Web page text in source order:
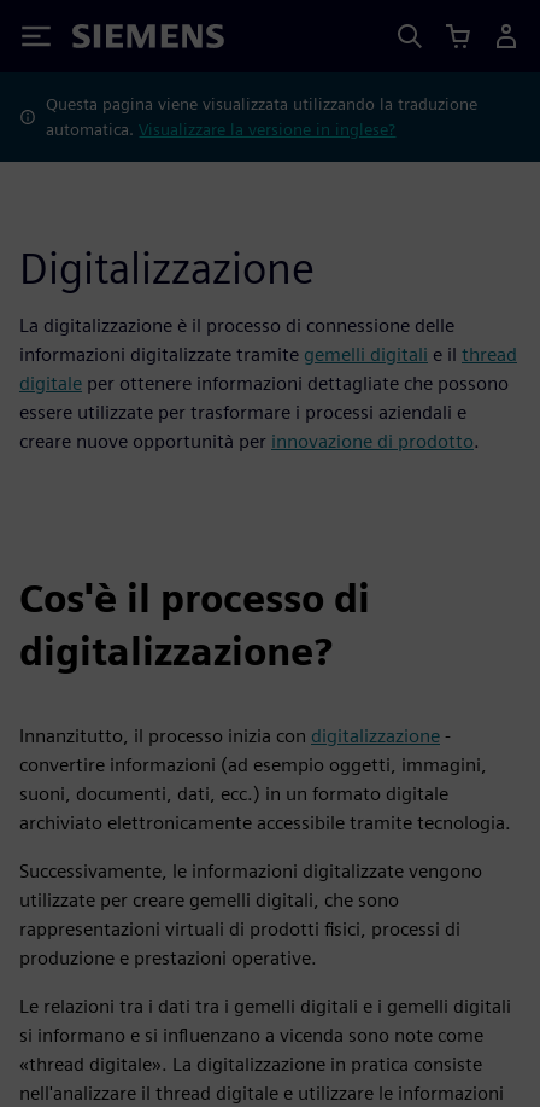
Siemens
Questa pagina viene visualizzata utilizzando la traduzione
automatica.Visualizzare la versione in inglese?
Digitalizzazione
La digitalizzazione è il processo di connessione delle
informazioni digitalizzate tramite gemelli digitali e il thread
digitale per ottenere informazioni dettagliate che possono
essere utilizzate per trasformare i processi aziendali e
creare nuove opportunità per innovazione di prodotto.
Cos'è il processo di
digitalizzazione?
Innanzitutto, il processo inizia con digitalizzazione -
convertire informazioni (ad esempio oggetti, immagini,
suoni, documenti, dati, ecc.) in un formato digitale
archiviato elettronicamente accessibile tramite tecnologia.
Successivamente, le informazioni digitalizzate vengono
utilizzate per creare gemelli digitali, che sono
rappresentazioni virtuali di prodotti fisici, processi di
produzione e prestazioni operative.
Le relazioni tra i dati tra i gemelli digitali e i gemelli digitali
si informano e si influenzano a vicenda sono note come
«thread digitale». La digitalizzazione in pratica consiste
nell'analizzare il thread digitale e utilizzare le informazioni